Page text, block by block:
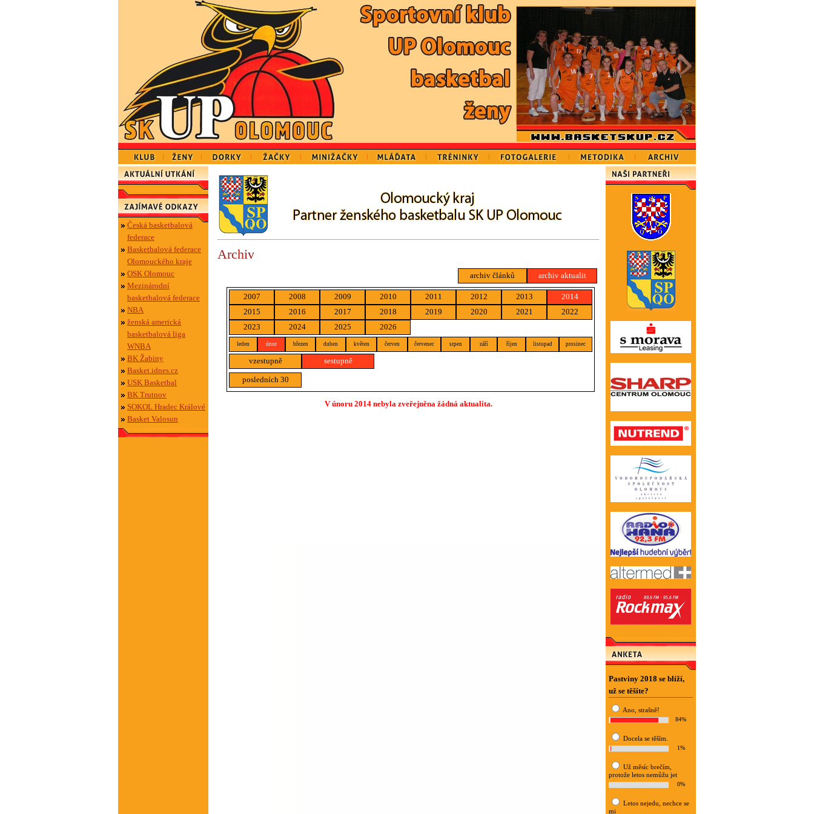
Česká basketbalová
federace
Basketbalová federace
Olomouckého kraje
OSK Olomouc
Mezinárodní
basketbalová federace
NBA
ženská americká
basketbalová liga
WNBA
BK Žabiny
Basket.idnes.cz
USK Basketbal
BK Trutnov
SOKOL Hradec Králové
Basket Valosun
Archiv
archiv článků archiv aktualit
2007 2008 2009 2010 2011 2012 2013
2014
2015
2016 2017 2018 2019 2020 2021
2022
2023
2024 2025 2026
leden únor březen duben květen červen červenec srpen září říjen listopad prosinec
vzestupně sestupně
posledních 30
V únoru 2014 nebyla zveřejněna žádná aktualita.
Pastviny 2018 se blíží,
už se těšíte?
Ano, strašně!
84%
Docela se těším.
1%
Už měsíc brečím,
protože letos nemůžu jet
0%
Letos nejedu, nechce se
mi